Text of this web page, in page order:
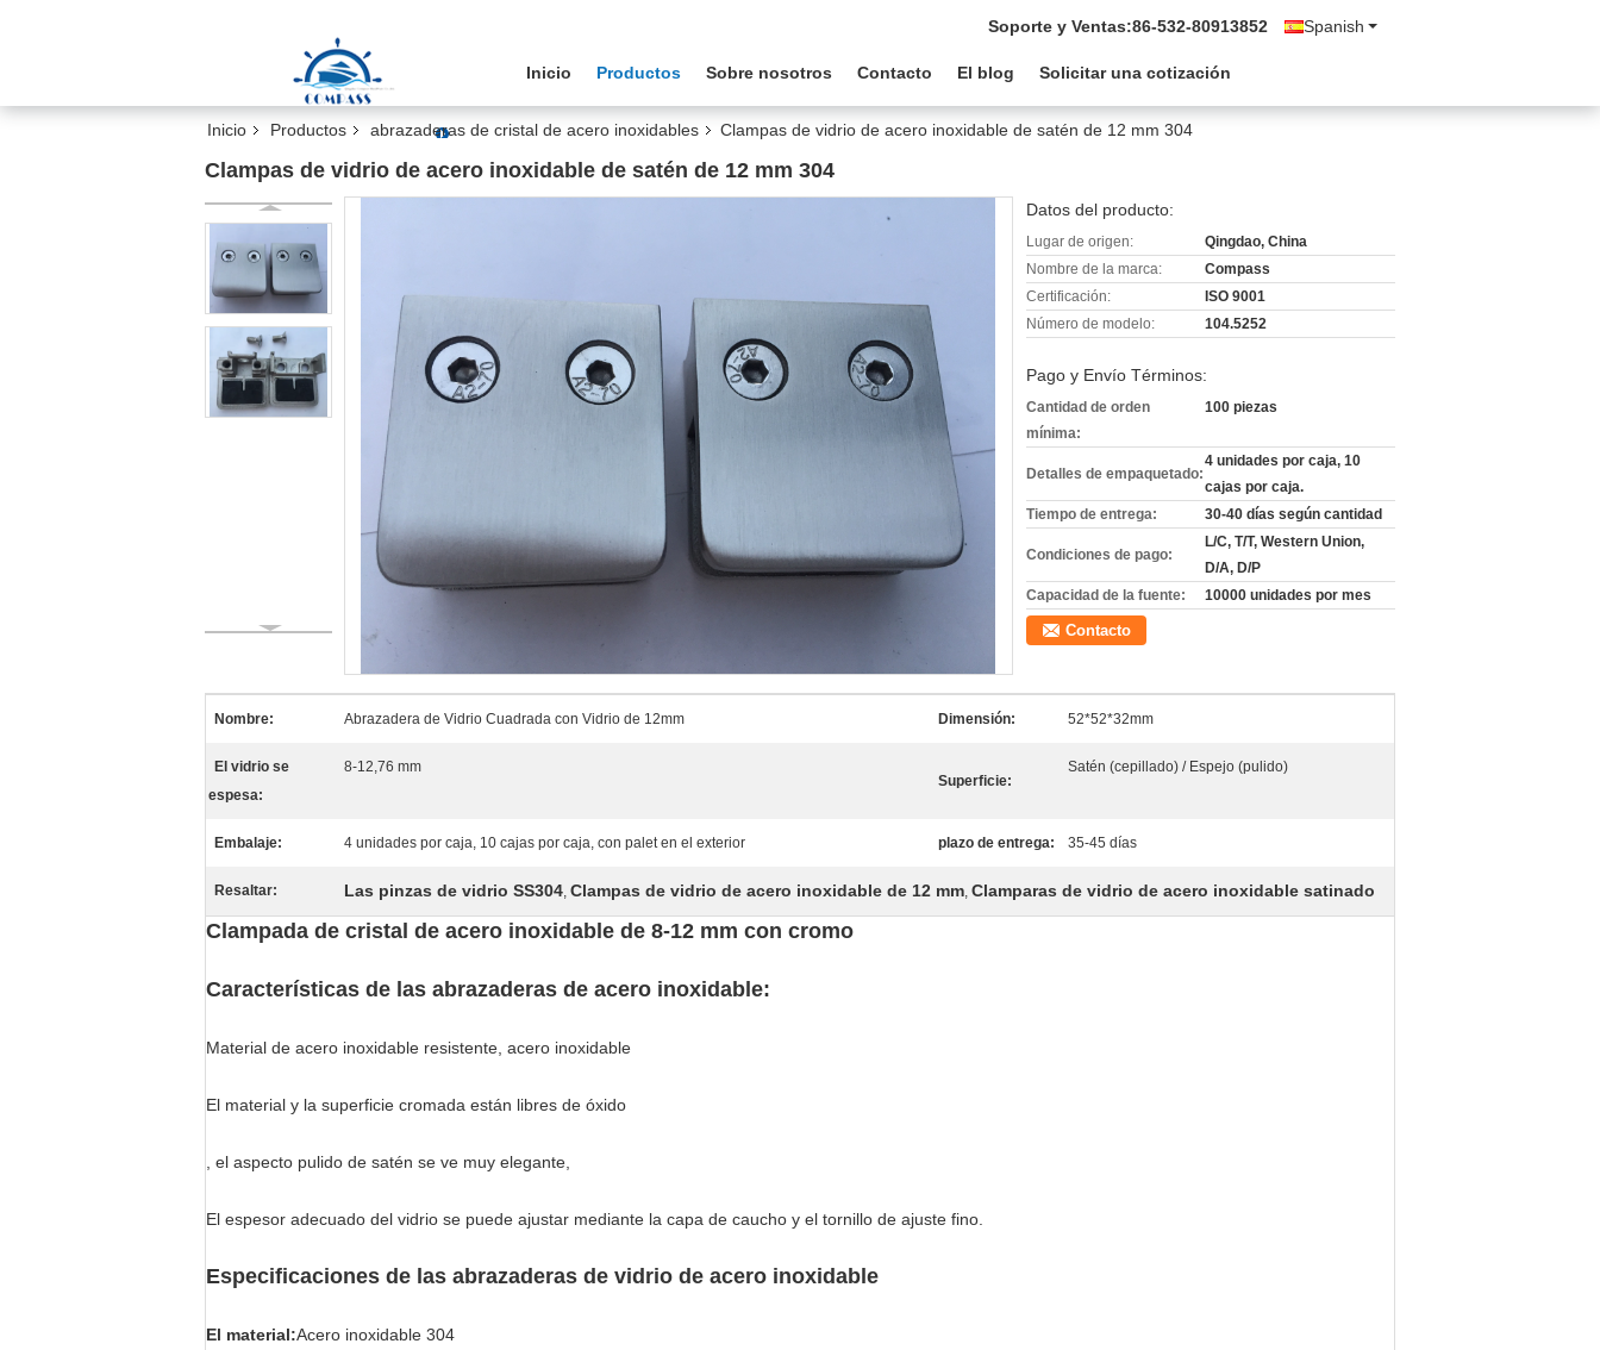
Spanish
Soporte y Ventas:86-532-80913852
Inicio Productos Sobre nosotros Contacto El blog Solicitar una cotización
Inicio Productos abrazaderas de cristal de acero inoxidables Clampas de vidrio de acero inoxidable de satén de 12 mm 304
Clampas de vidrio de acero inoxidable de satén de 12 mm 304
Datos del producto:
Lugar de origen:
Qingdao, China
Nombre de la marca:
Compass
Certificación:
ISO 9001
Número de modelo:
104.5252
Pago y Envío Términos:
Cantidad de orden
mínima:
100 piezas
Detalles de empaquetado:
4 unidades por caja, 10
cajas por caja.
Tiempo de entrega:
30-40 días según cantidad
Condiciones de pago:
L/C, T/T, Western Union,
D/A, D/P
Capacidad de la fuente:
10000 unidades por mes
Contacto
Nombre: Abrazadera de Vidrio Cuadrada con Vidrio de 12mm Dimensión: 52*52*32mm
El vidrio se
espesa:
8-12,76 mm
Superficie:
Satén (cepillado) / Espejo (pulido)
Embalaje: 4 unidades por caja, 10 cajas por caja, con palet en el exterior plazo de entrega: 35-45 días
Resaltar: Las pinzas de vidrio SS304, Clampas de vidrio de acero inoxidable de 12 mm, Clamparas de vidrio de acero inoxidable satinado
Clampada de cristal de acero inoxidable de 8-12 mm con cromo
Características de las abrazaderas de acero inoxidable:
Material de acero inoxidable resistente, acero inoxidable
El material y la superficie cromada están libres de óxido
, el aspecto pulido de satén se ve muy elegante,
El espesor adecuado del vidrio se puede ajustar mediante la capa de caucho y el tornillo de ajuste fino.
Especificaciones de las abrazaderas de vidrio de acero inoxidable
El material:Acero inoxidable 304